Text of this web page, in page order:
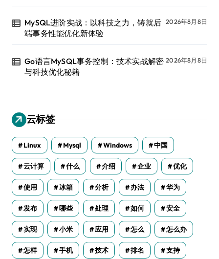
MySQL进阶实战：以科技之力，铸就后
端事务性能优化新体验
2026年8月8日
Go语言MySQL事务控制：技术实战解密
与科技优化秘籍
2026年8月8日
云标签
Linux Mysql Windows 中国
云计算 什么 介绍 企业 优化
使用 冰箱 分析 办法 华为
发布 哪些 处理 如何 安全
实现 小米 应用 怎么 怎么办
怎样 手机 技术 排名 支持